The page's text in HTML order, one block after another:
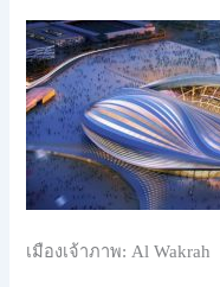
เมืองเจ้าภาพ: Al Wakrah